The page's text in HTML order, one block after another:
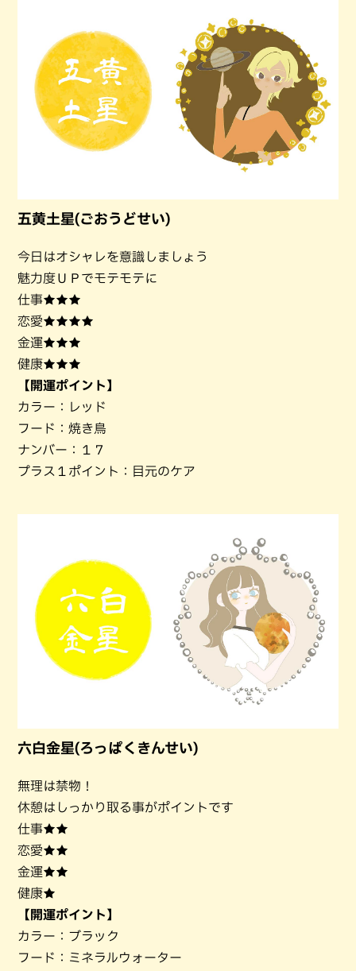
五黄土星(ごおうどせい)
今日はオシャレを意識しましょう
魅力度ＵＰでモテモテに
仕事★★★
恋愛★★★★
金運★★★
健康★★★
【開運ポイント】
カラー：レッド
フード：焼き鳥
ナンバー：１７
プラス１ポイント：目元のケア
六白金星(ろっぱくきんせい)
無理は禁物！
休憩はしっかり取る事がポイントです
仕事★★
恋愛★★
金運★★
健康★
【開運ポイント】
カラー：ブラック
フード：ミネラルウォーター